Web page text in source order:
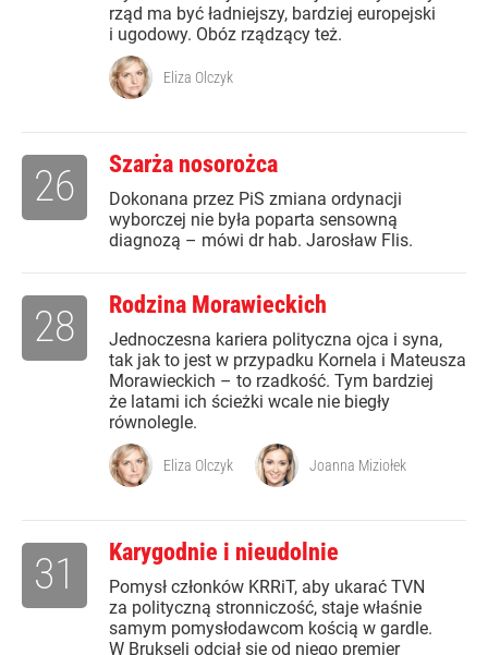
rząd ma być ładniejszy, bardziej europejski
i ugodowy. Obóz rządzący też.
Eliza Olczyk
Szarża nosorożca
Dokonana przez PiS zmiana ordynacji
wyborczej nie była poparta sensowną
diagnozą – mówi dr hab. Jarosław Flis.
26
Rodzina Morawieckich
Jednoczesna kariera polityczna ojca i syna,
tak jak to jest w przypadku Kornela i Mateusza
Morawieckich – to rzadkość. Tym bardziej
że latami ich ścieżki wcale nie biegły
równolegle.
28
Eliza Olczyk Joanna Miziołek
Karygodnie i nieudolnie
Pomysł członków KRRiT, aby ukarać TVN
za polityczną stronniczość, staje właśnie
samym pomysłodawcom kością w gardle.
W Brukseli odciął się od niego premier
31